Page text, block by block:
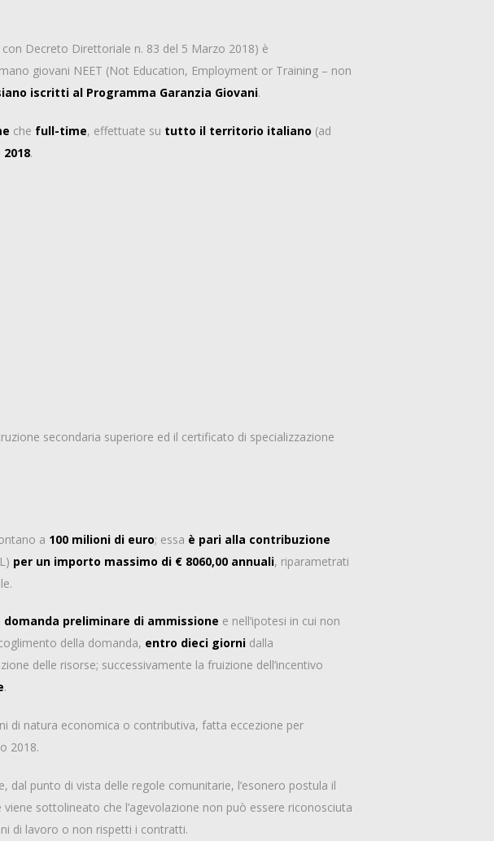
Decreto Direttoriale n. 83 del 5 Marzo 2018) è
giovani NEET (Not Education, Employment or Training – non
iscritti al Programma Garanzia Giovani.
che full-time, effettuate su tutto il territorio italiano (ad
.
secondaria superiore ed il certificato di specializzazione
a 100 milioni di euro; essa è pari alla contribuzione
per un importo massimo di € 8060,00 annuali, riparametrati
domanda preliminare di ammissione e nell’ipotesi in cui non
della domanda, entro dieci giorni dalla
delle risorse; successivamente la fruizione dell’incentivo
.
di natura economica o contributiva, fatta eccezione per
2018.
dal punto di vista delle regole comunitarie, l’esonero postula il
sottolineato che l’agevolazione non può essere riconosciuta
di lavoro o non rispetti i contratti.